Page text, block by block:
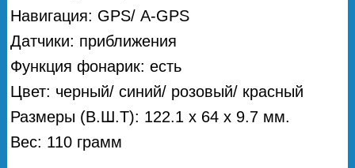
Навигация: GPS/ А-GPS
Датчики: приближения
Функция фонарик: есть
Цвет: черный/ синий/ розовый/ красный
Размеры (В.Ш.Т): 122.1 x 64 x 9.7 мм.
Вес: 110 грамм